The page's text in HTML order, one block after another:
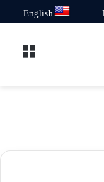
English